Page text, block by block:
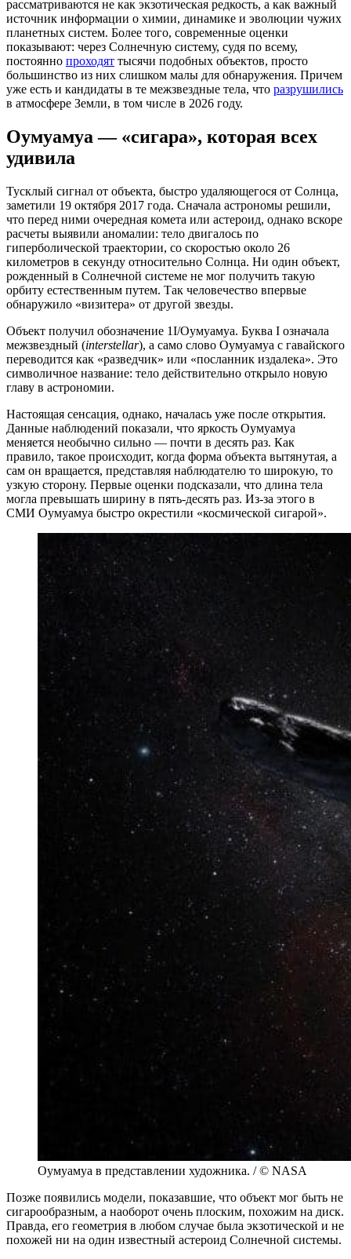
рассматриваются не как экзотическая редкость, а как важный
источник информации о химии, динамике и эволюции чужих
планетных систем. Более того, современные оценки
показывают: через Солнечную систему, судя по всему,
постоянно проходят тысячи подобных объектов, просто
большинство из них слишком малы для обнаружения. Причем
уже есть и кандидаты в те межзвездные тела, что разрушились
в атмосфере Земли, в том числе в 2026 году.
Оумуамуа — «сигара», которая всех
удивила
Тусклый сигнал от объекта, быстро удаляющегося от Солнца,
заметили 19 октября 2017 года. Сначала астрономы решили,
что перед ними очередная комета или астероид, однако вскоре
расчеты выявили аномалии: тело двигалось по
гиперболической траектории, со скоростью около 26
километров в секунду относительно Солнца. Ни один объект,
рожденный в Солнечной системе не мог получить такую
орбиту естественным путем. Так человечество впервые
обнаружило «визитера» от другой звезды.
Объект получил обозначение 1I/Оумуамуа. Буква I означала
межзвездный (interstellar), а само слово Оумуамуа с гавайского
переводится как «разведчик» или «посланник издалека». Это
символичное название: тело действительно открыло новую
главу в астрономии.
Настоящая сенсация, однако, началась уже после открытия.
Данные наблюдений показали, что яркость Оумуамуа
меняется необычно сильно — почти в десять раз. Как
правило, такое происходит, когда форма объекта вытянутая, а
сам он вращается, представляя наблюдателю то широкую, то
узкую сторону. Первые оценки подсказали, что длина тела
могла превышать ширину в пять-десять раз. Из-за этого в
СМИ Оумуамуа быстро окрестили «космической сигарой».
Оумуамуа в представлении художника. / © NASA
Позже появились модели, показавшие, что объект мог быть не
сигарообразным, а наоборот очень плоским, похожим на диск.
Правда, его геометрия в любом случае была экзотической и не
похожей ни на один известный астероид Солнечной системы.